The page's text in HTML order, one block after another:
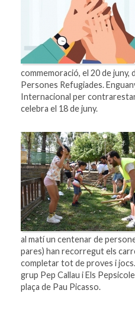
commemoració, el 20 de juny,
Persones Refugiades.
Internacional per
celebra el 18 de juny.
al matí un centenar de
pares) han recorregut els
completar tot de proves i
grup Pep Callau i Els
plaça de Pau Picasso.